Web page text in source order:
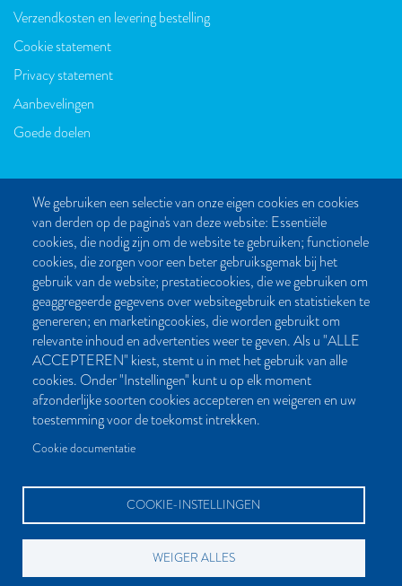
We gebruiken een selectie van onze eigen cookies en cookies
van derden op de pagina's van deze website: Essentiële
cookies, die nodig zijn om de website te gebruiken; functionele
cookies, die zorgen voor een beter gebruiksgemak bij het
gebruik van de website; prestatiecookies, die we gebruiken om
geaggregeerde gegevens over websitegebruik en statistieken te
genereren; en marketingcookies, die worden gebruikt om
relevante inhoud en advertenties weer te geven. Als u "ALLE
ACCEPTEREN" kiest, stemt u in met het gebruik van alle
cookies. Onder "Instellingen" kunt u op elk moment
afzonderlijke soorten cookies accepteren en weigeren en uw
toestemming voor de toekomst intrekken.
Cookie documentatie
COOKIE-INSTELLINGEN
WEIGER ALLES
Verzendkosten en levering bestelling
Cookie statement
Privacy statement
Aanbevelingen
Goede doelen
CONTACT
Post- en bezoekadres:
Kattegat 32-8
9723 JP Groningen
Nederland
Bellen:
050 851 80 41
Bereikbaar van maandag t/m vrijdag tussen 9.00 en 17.00 uur
info[at]palmslag.nl(algemene vragen)
BETAALMOGELIJKHEDEN